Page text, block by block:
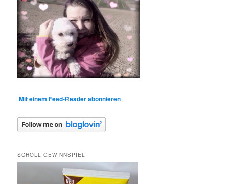
Mit einem Feed-Reader abonnieren
SCHOLL GEWINNSPIEL